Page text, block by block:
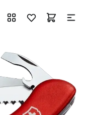
+7 ( 705 ) 181-42-50
info@vetervremeni.kz